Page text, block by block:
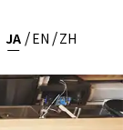
JA EN ZH